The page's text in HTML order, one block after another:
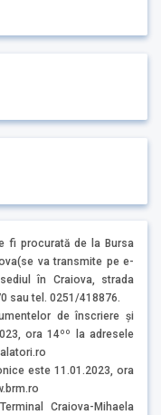
fi procurată de la Bursa
va transmite pe e-
în Craiova, strada
sau tel. 0251/418876.
de înscriere și
ora 14ºº la adresele
este 11.01.2023, ora
Craiova-Mihaela